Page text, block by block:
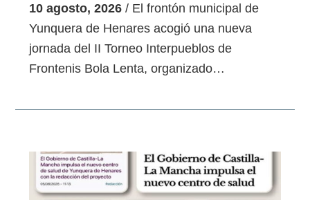
10 agosto, 2026 / El frontón municipal de
Yunquera de Henares acogió una nueva
jornada del II Torneo Interpueblos de
Frontenis Bola Lenta, organizado…